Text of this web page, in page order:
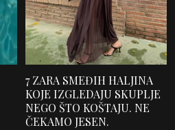
7 ZARA SMEĐIH HALJINA
KOJE IZGLEDAJU SKUPLJE
NEGO ŠTO KOŠTAJU. NE
ČEKAMO JESEN.